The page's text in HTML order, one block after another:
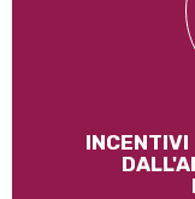
INCENTIVI
fotovoltaico si